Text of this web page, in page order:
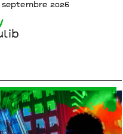
septembre 2026